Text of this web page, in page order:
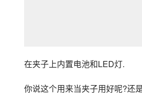
在夹子上内置电池和LED灯.
你说这个用来当夹子用好呢?还